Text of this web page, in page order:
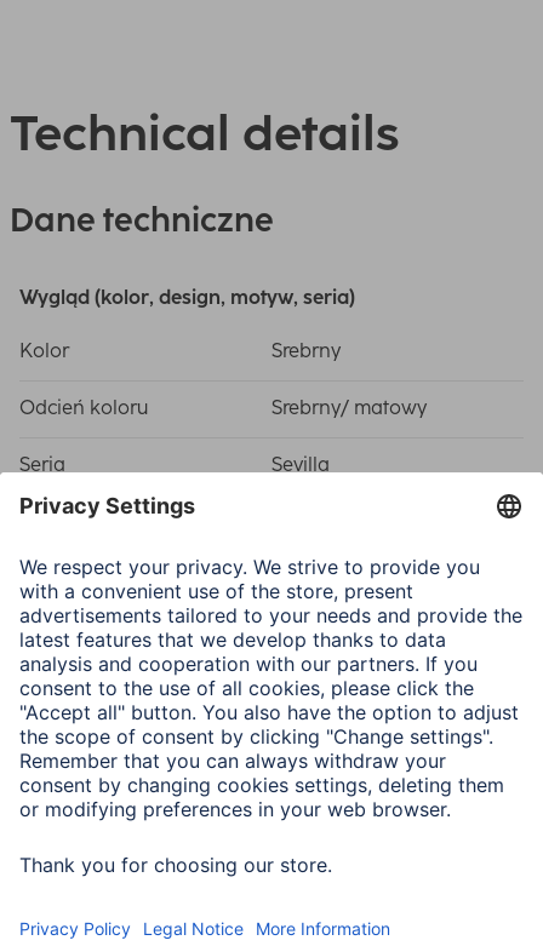
Technical details
Dane techniczne
Wygląd (kolor, design, motyw, seria)
Kolor Srebrny
Odcień koloru Srebrny/ matowy
Seria Sevilla
Właściwości fizyczne
Materiał Materiał syntetyczny
Typ ramki Plastic frame
Typ szkła Art glass
Załącznik Heavy-duty Hanger